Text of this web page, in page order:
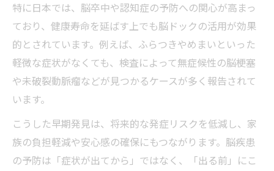
特に日本では、脳卒中や認知症の予防への関心が高まっ
ており、健康寿命を延ばす上でも脳ドックの活用が効果
的とされています。例えば、ふらつきやめまいといった
軽微な症状がなくても、検査によって無症候性の脳梗塞
や未破裂動脈瘤などが見つかるケースが多く報告されて
います。
こうした早期発見は、将来的な発症リスクを低減し、家
族の負担軽減や安心感の確保にもつながります。脳疾患
の予防は「症状が出てから」ではなく、「出る前」にこ